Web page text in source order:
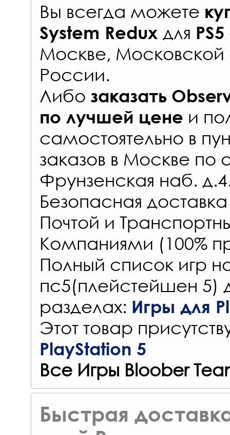
Вы всегда можете
System Redux для PS5
Москве, Московской
России.
Либо заказать
по лучшей цене и
самостоятельно в
заказов в Москве по
Фрунзенская наб.
Безопасная
Почтой и
Компаниями (100%
Полный список игр
пс5(плейстейшен 5)
разделах: Игры для
Этот товар
PlayStation 5
Все Игры Bloober
Быстрая